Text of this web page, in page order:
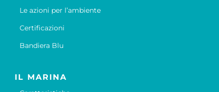
Le azioni per l’ambiente
Certificazioni
Bandiera Blu
IL MARINA